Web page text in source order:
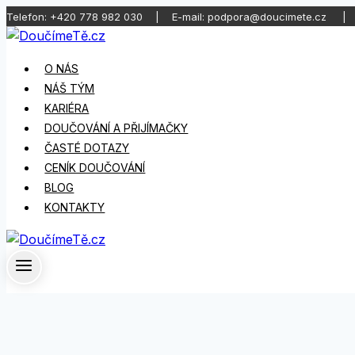
Telefon: +420 778 982 030 | E-mail: podpora@doucimete.cz |
Přeskočit
obsah
O NÁS
NÁŠ TÝM
KARIÉRA
DOUČOVÁNÍ A PŘIJÍMAČKY
ČASTÉ DOTAZY
CENÍK DOUČOVÁNÍ
BLOG
KONTAKTY